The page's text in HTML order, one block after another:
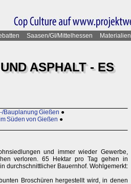
Saasen/GI/Mittelhessen Materialien
ASPHALT - ES
Bauplanung Gießen ●
Süden von Gießen ●
und immer wieder Gewerbe,
verloren. 65 Hektar pro Tag gehen in
durchschnittlicher Bauernhof. Wohlgemerkt:
Broschüren hergestellt wird, in denen